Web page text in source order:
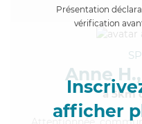
Présentation
vérification
afficher
Anne H.,
à 5km